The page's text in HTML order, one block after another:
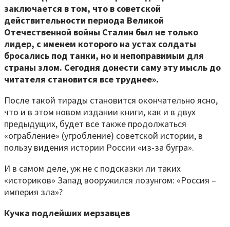
заключается в том, что в советской
действительности периода Великой
Отечественной войны Сталин был не только
лидер, с именем которого на устах солдаты
бросались под танки, но и непоправимым для
страны злом. Сегодня донести саму эту мысль до
читателя становится все труднее».
После такой тирады становится окончательно ясно,
что и в этом новом издании книги, как и в двух
предыдущих, будет все также продолжаться
«ограбление» (угробление) советской истории, в
пользу видения истории России «из-за бугра».
И в самом деле, уж не с подсказки ли таких
«историков» Запад вооружился лозунгом: «Россия –
империя зла»?
Кучка подлейших мерзавцев